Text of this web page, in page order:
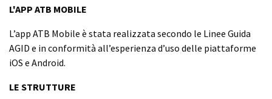
L'APP ATB MOBILE
L’app ATB Mobile è stata realizzata secondo le Linee Guida
AGID e in conformità all’esperienza d’uso delle piattaforme
iOS e Android.
LE STRUTTURE